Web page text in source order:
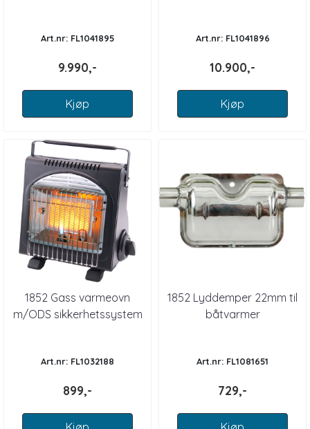
Art.nr: FL1041895
9.990,-
Kjøp
Art.nr: FL1041896
10.900,-
Kjøp
1852 Gass varmeovn
m/ODS sikkerhetssystem
Art.nr: FL1032188
899,-
1852 Lyddemper 22mm til
båtvarmer
Art.nr: FL1081651
729,-